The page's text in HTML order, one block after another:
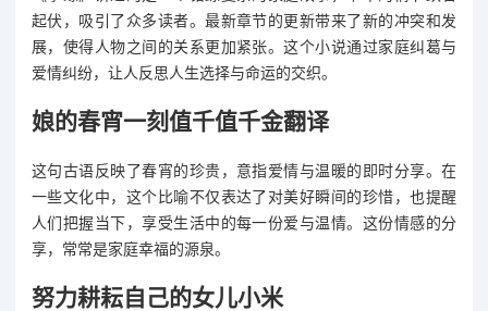
起伏，吸引了众多读者。最新章节的更新带来了新的冲突和发
展，使得人物之间的关系更加紧张。这个小说通过家庭纠葛与
爱情纠纷，让人反思人生选择与命运的交织。
娘的春宵一刻值千值千金翻译
这句古语反映了春宵的珍贵，意指爱情与温暖的即时分享。在
一些文化中，这个比喻不仅表达了对美好瞬间的珍惜，也提醒
人们把握当下，享受生活中的每一份爱与温情。这份情感的分
享，常常是家庭幸福的源泉。
努力耕耘自己的女儿小米